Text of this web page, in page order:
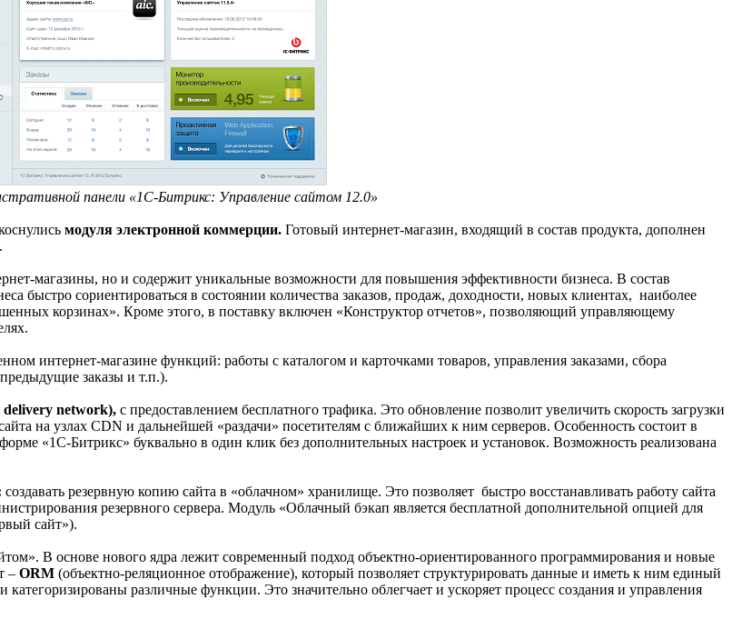
панели «1С-Битрикс: Управление сайтом 12.0»
модуля электронной коммерции. Готовый интернет-магазин, входящий в состав продукта, дополнен
магазины, но и содержит уникальные возможности для повышения эффективности бизнеса. В состав
быстро сориентироваться в состоянии количества заказов, продаж, доходности, новых клиентах, наиболее
корзинах». Кроме этого, в поставку включен «Конструктор отчетов», позволяющий управляющему
интернет-магазине функций: работы с каталогом и карточками товаров, управления заказами, сбора
заказы и т.п.).
network), с предоставлением бесплатного трафика. Это обновление позволит увеличить скорость загрузки
на узлах CDN и дальнейшей «раздачи» посетителям с ближайших к ним серверов. Особенность состоит в
«1С-Битрикс» буквально в один клик без дополнительных настроек и установок. Возможность реализована
создавать резервную копию сайта в «облачном» хранилище. Это позволяет быстро восстанавливать работу сайта
резервного сервера. Модуль «Облачный бэкап является бесплатной дополнительной опцией для
сайт»).
В основе нового ядра лежит современный подход объектно-ориентированного программирования и новые
– ORM (объектно-реляционное отображение), который позволяет структурировать данные и иметь к ним единый
различные функции. Это значительно облегчает и ускоряет процесс создания и управления